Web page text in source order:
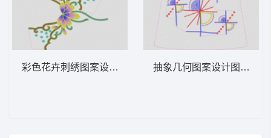
彩色花卉刺绣图案设计 衣领花 抽象几何图案设计图 亮片